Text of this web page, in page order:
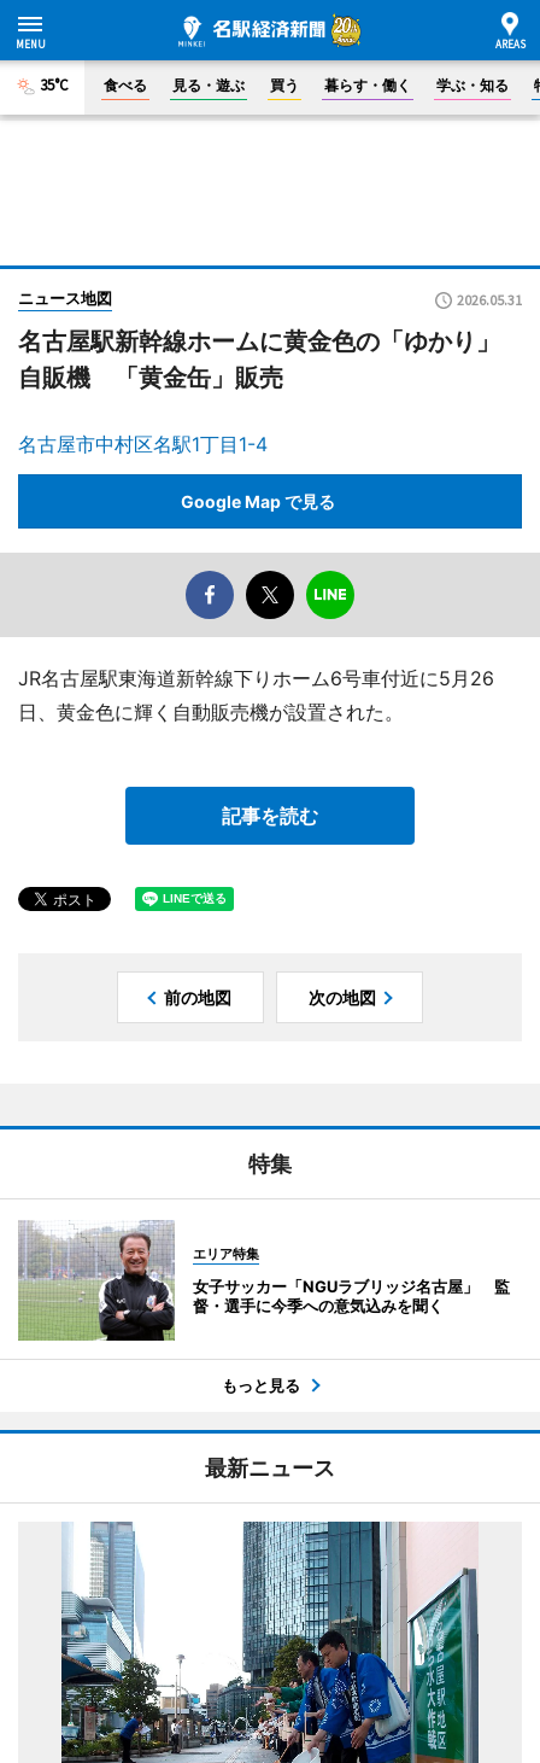
35°C 食べる 見る・遊ぶ 買う 暮らす・働く 学ぶ・知る
ニュース地図 2026.05.31
名古屋駅新幹線ホームに黄金色の「ゆかり」
自販機 「黄金缶」販売
名古屋市中村区名駅1丁目1-4
Google Map で見る
JR名古屋駅東海道新幹線下りホーム6号車付近に5月26
日、黄金色に輝く自動販売機が設置された。
記事を読む
前の地図 次の地図
特集
エリア特集
女子サッカー「NGUラブリッジ名古屋」 監
督・選手に今季への意気込みを聞く
もっと見る
最新ニュース